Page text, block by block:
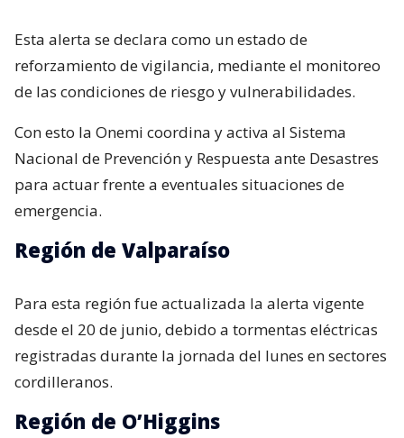
Esta alerta se declara como un estado de
reforzamiento de vigilancia, mediante el monitoreo
de las condiciones de riesgo y vulnerabilidades.
Con esto la Onemi coordina y activa al Sistema
Nacional de Prevención y Respuesta ante Desastres
para actuar frente a eventuales situaciones de
emergencia.
Región de Valparaíso
Para esta región fue actualizada la alerta vigente
desde el 20 de junio, debido a tormentas eléctricas
registradas durante la jornada del lunes en sectores
cordilleranos.
Región de O’Higgins